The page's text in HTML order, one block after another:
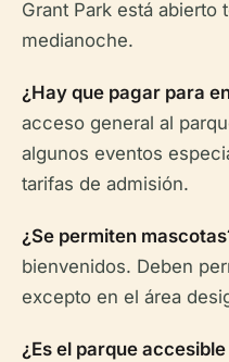
Grant Park está
medianoche.
¿Hay que pagar para
acceso general al
algunos eventos
tarifas de admisión.
¿Se permiten
bienvenidos. Deben
excepto en el área
¿Es el parque